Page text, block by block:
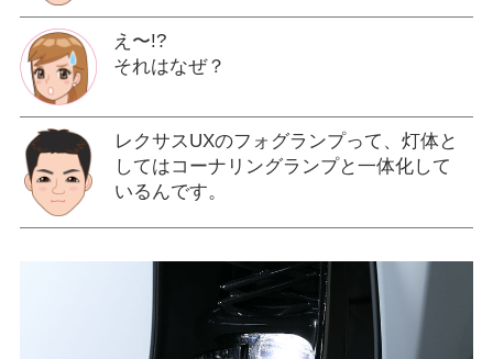
え〜!?
それはなぜ？
レクサスUXのフォグランプって、灯体と
してはコーナリングランプと一体化して
いるんです。